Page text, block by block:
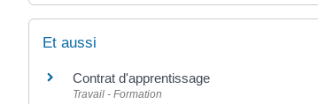
Et aussi
Contrat d'apprentissage
Travail - Formation